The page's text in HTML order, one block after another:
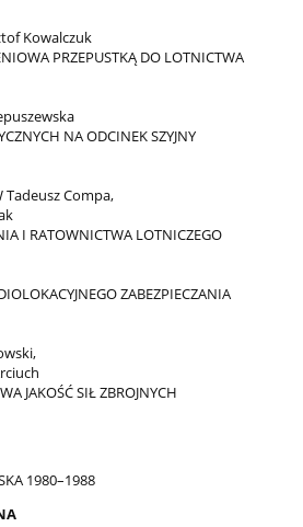
Kowalczuk
PRZEPUSTKĄ DO LOTNICTWA
NA ODCINEK SZYJNY
Tadeusz Compa,
I RATOWNICTWA LOTNICZEGO
ZABEZPIECZANIA
JAKOŚĆ SIŁ ZBROJNYCH
1980–1988